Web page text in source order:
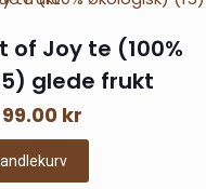
Din e-postadresse
Vurderingen din
of Joy te (100%
glede frukt
Opprinnelig
pris
var:
99.00 kr
pris
er: